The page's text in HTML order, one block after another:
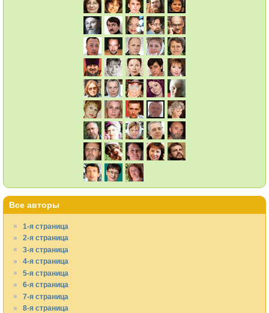
Все авторы
1-я страница
2-я страница
3-я страница
4-я страница
5-я страница
6-я страница
7-я страница
8-я страница